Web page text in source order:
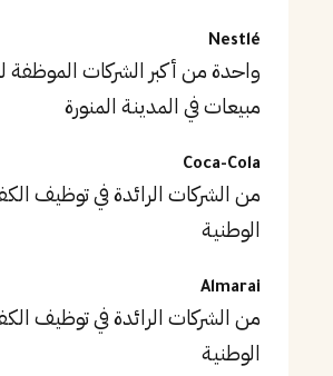
Nestlé
واحدة من أكبر الشركات الموظفة
مبيعات في المدينة المنورة
Coca-Cola
من الشركات الرائدة في توظيف
الوطنية
Almarai
من الشركات الرائدة في توظيف
الوطنية